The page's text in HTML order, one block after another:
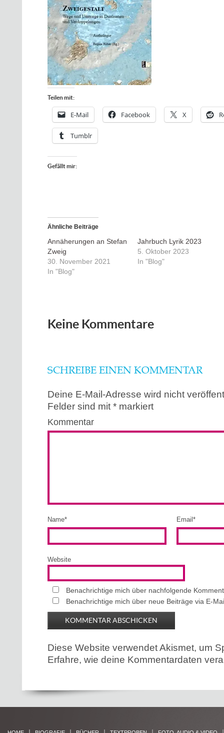
Teilen mit:
E-Mail Facebook X
Tumblr
Gefällt mir:
Ähnliche Beiträge
Annäherungen an Stefan
Zweig
30. November 2021
In "Blog"
Jahrbuch Lyrik 2023
5. Oktober 2023
In "Blog"
Keine Kommentare
SCHREIBE EINEN KOMMENTAR
Deine E-Mail-Adresse wird nicht
Felder sind mit * markiert
Kommentar
Name* Email *
Website
Benachrichtige mich über nachfolgende
Benachrichtige mich über neue Beiträge via E-
Diese Website verwendet Akismet, um
Erfahre, wie deine Kommentardaten